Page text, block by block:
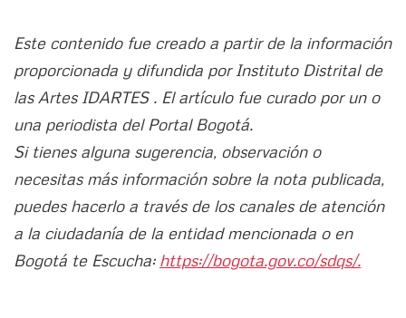
Este contenido fue creado a partir de la información
proporcionada y difundida por Instituto Distrital de
las Artes IDARTES . El artículo fue curado por un o
una periodista del Portal Bogotá.
Si tienes alguna sugerencia, observación o
necesitas más información sobre la nota publicada,
puedes hacerlo a través de los canales de atención
a la ciudadanía de la entidad mencionada o en
Bogotá te Escucha: https://bogota.gov.co/sdqs/.